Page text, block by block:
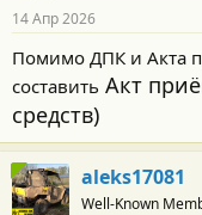
н
с
т
:
14 Апр 2026
Помимо ДПК и Акта
составить Акт
средств)
aleks17081
Well-Known